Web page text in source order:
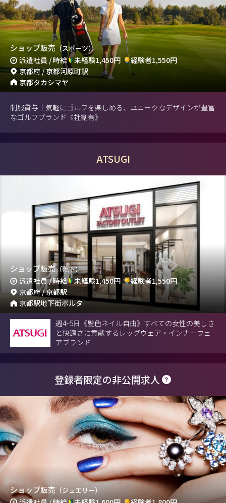
ショップ販売（スポーツ）
派遣社員 / 時給 未経験1,450円
経験者1,550円
京都府 / 京都河原町駅
京都タカシマヤ
制服貸与｜気軽にゴルフを楽しめる、ユニークなデザインが豊富
なゴルフブランド《社割有》
ATSUGI
ショップ販売（靴下）
派遣社員 / 時給 未経験1,450円
経験者1,550円
京都府 / 京都駅
京都駅地下街ポルタ
週4~5日《髪色ネイル自由》すべての女性の美しさ
と快適さに貢献するレッグウェア・インナーウェ
アブランド
登録者限定の非公開求人
ショップ販売 （ジュエリー）